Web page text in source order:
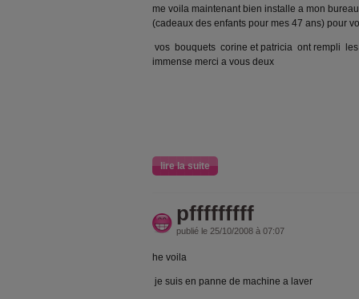
me voila maintenant bien installe a mon
(cadeaux des enfants pour mes 47 ans) pour
vos bouquets corine et patricia ont rempli les
immense merci a vous deux
lire la suite
pfffffffff
publié le 25/10/2008 à 07:07
he voila
je suis en panne de machine a laver